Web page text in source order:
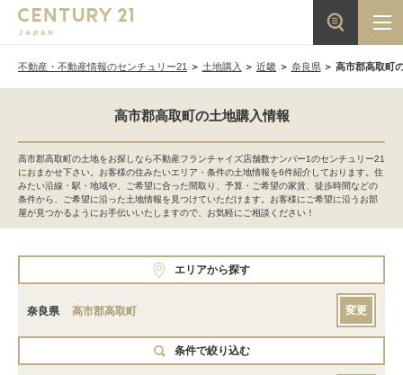
不動産・不動産情報のセンチュリー21 土地購入 近畿 奈良県 高市郡高取町
高市郡高取町の土地購入情報
高市郡高取町の土地をお探しなら不動産フランチャイズ店舗数ナンバー1のセンチュリー21
におまかせ下さい。お客様の住みたいエリア・条件の土地情報を6件紹介しております。住
みたい沿線・駅・地域や、ご希望に合った間取り、予算・ご希望の家賃、徒歩時間などの
条件から、ご希望に沿った土地情報を見つけていただけます。お客様にご希望に沿うお部
屋が見つかるようにお手伝いいたしますので、お気軽にご相談ください！
エリアから探す
奈良県 高市郡高取町 変更
条件で絞り込む